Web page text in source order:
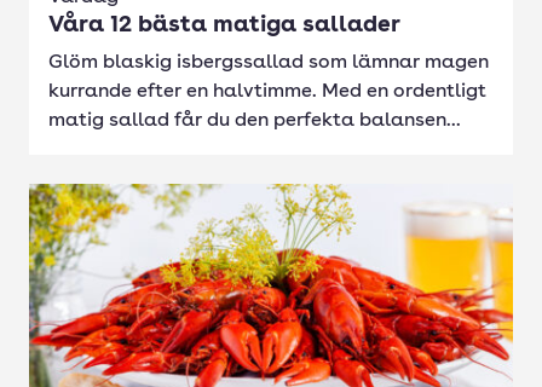
Våra 12 bästa matiga sallader
Glöm blaskig isbergssallad som lämnar magen
kurrande efter en halvtimme. Med en ordentligt
matig sallad får du den perfekta balansen...